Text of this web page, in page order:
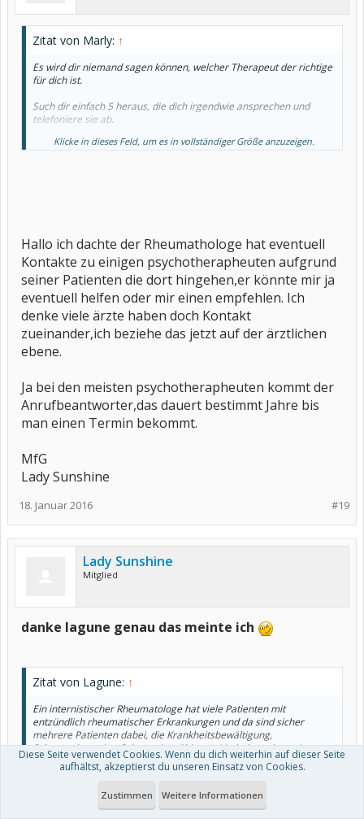
Zitat von Marly: ↑
Es wird dir niemand sagen können, welcher Therapeut der richtige
für dich ist.
Such dir einfach 5 heraus, die dich irgendwie ansprechen und
telefoniere sie ab.
Woher soll der Rheumatologe wissen, welcher Therapeut zu dir
Klicke in dieses Feld, um es in vollständiger Größe anzuzeigen.
Hallo ich dachte der Rheumathologe hat eventuell
Kontakte zu einigen psychotherapheuten aufgrund
seiner Patienten die dort hingehen,er könnte mir ja
eventuell helfen oder mir einen empfehlen. Ich
denke viele ärzte haben doch Kontakt
zueinander,ich beziehe das jetzt auf der ärztlichen
ebene.
Ja bei den meisten psychotherapheuten kommt der
Anrufbeantworter,das dauert bestimmt Jahre bis
man einen Termin bekommt.
MfG
Lady Sunshine
#19
18. Januar 2016
Lady Sunshine
Mitglied
danke lagune genau das meinte ich
Zitat von Lagune: ↑
Ein internistischer Rheumatologe hat viele Patienten mit
entzündlich rheumatischer Erkrankungen und da sind sicher
mehrere Patienten dabei, die Krankheitsbewältigung,
Schmerztherapien-Schmerzbewältigung, Verhaltenstherapien
machen. Der kann also schon Tipps geben, wo es wahrscheinlich
gut wäre, auch im Zusammmenhang mit der Erkrankung.
Bei einem Workshop für Kollagenosen wurde zu dem Thema auch
mal einiges erklärt und Tipps gegeben.
Diese Seite verwendet Cookies. Wenn du dich weiterhin auf dieser Seite
aufhältst, akzeptierst du unseren Einsatz von Cookies.
Zustimmen Weitere Informationen